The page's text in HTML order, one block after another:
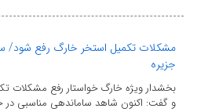
مشکلات تکمیل استخر خارگ رفع شود/
جزیره
بخشدار ویژه خارگ خواستار رفع مشکلات
و گفت: اکنون شاهد ساماندهی مناسبی در